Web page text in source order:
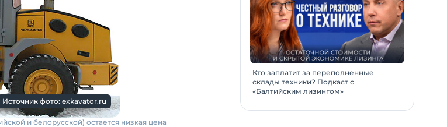
Источник фото: exkavator.ru
и белорусской) остается низкая цена
Кто заплатит за переполненные
склады техники? Подкаст с
«Балтийским лизингом»